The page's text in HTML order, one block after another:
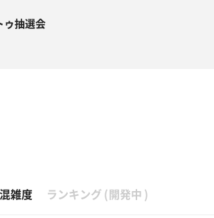
ゥ抽選会
混雑度 ランキング (開発中 )